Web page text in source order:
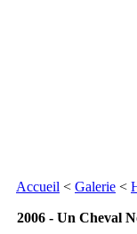
Accueil < Galerie <
2006 - Un Cheval